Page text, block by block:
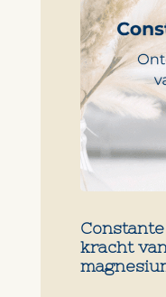
kracht